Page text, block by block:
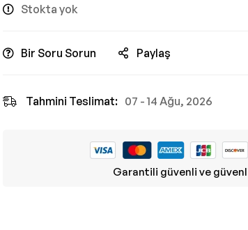
Stokta yok
Bir Soru Sorun Paylaş
Tahmini Teslimat: 07 - 14 Ağu, 2026
Garantili güvenli ve